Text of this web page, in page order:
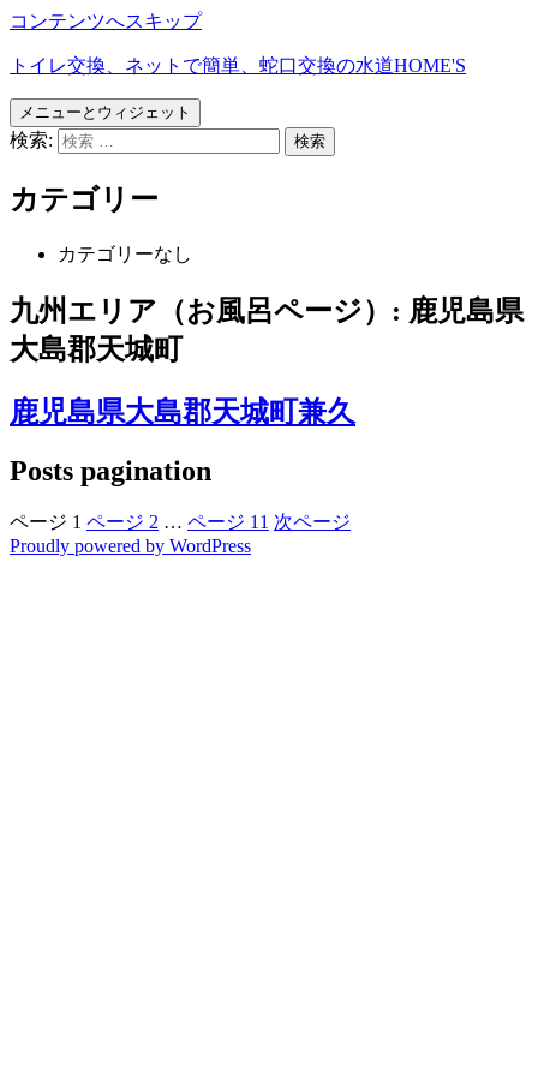
コンテンツへスキップ
トイレ交換、ネットで簡単、蛇口交換の水道HOME'S
メニューとウィジェット
検索:
カテゴリー
カテゴリーなし
九州エリア（お風呂ページ）: 鹿児島県
大島郡天城町
鹿児島県大島郡天城町兼久
Posts pagination
ページ 1 ページ 2 … ページ 11 次ページ
Proudly powered by WordPress